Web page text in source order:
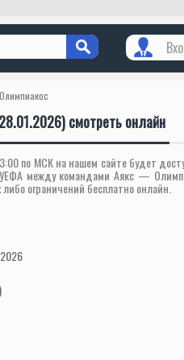
смотреть онлайн
по МСК на нашем сайте будет
УЕФА между командами Аякс —
ограничений бесплатно онлайн.